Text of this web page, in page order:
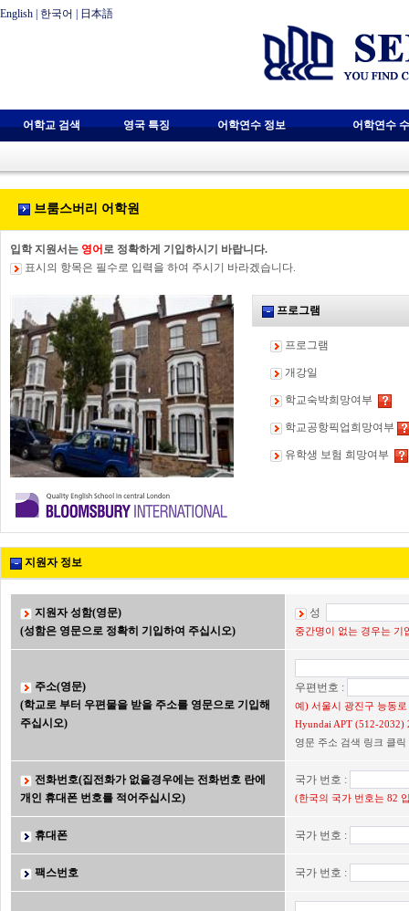
English 한국어 日本語
어학교 검색 영국 특징 어학연수 정보 어학연수
브룸스버리 어학원
입학 지원서는 영어 로 정확하게 기입하시기 바랍니다.
표시의 항목은 필수로 입력을 하여 주시기 바라겠습니다.
프로그램
프로그램
개강일
학교숙박희망여부
학교공항픽업희망여부
유학생 보험 희망여부
지원자 정보
지원자 성함(영문)
(성함은 영문으로 정확히 기입하여 주십시오)
성
중간명이 없는 경우는 기
주소(영문)
(학교로 부터 우편물을 받을 주소를 영문으로 기입해
주십시오)
우편번호 :
예) 서울시 광진구 능동
Hyundai APT (512-2032)
영문 주소 검색 링크 클릭
전화번호(집전화가 없을경우에는 전화번호 란에
개인 휴대폰 번호를 적어주십시오)
국가 번호 :
(한국의 국가 번호는 82
휴대폰 국가 번호 :
팩스번호 국가 번호 :